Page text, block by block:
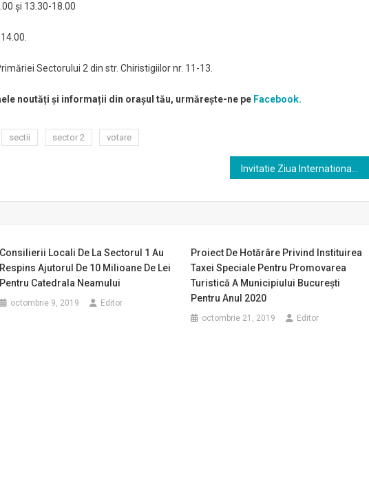
şi 13.30-18.00
Sectorului 2 din str. Chiristigiilor nr. 11-13.
noutăți și informații din orașul tău, urmărește-ne pe Facebook.
sectii sector 2 votare
Consilierii Locali De La Sectorul 1 Au
Respins Ajutorul De 10 Milioane De Lei
Pentru Catedrala Neamului
octombrie 9, 2019 Editor
Proiect De Hotărâre Privind Instituirea
Taxei Speciale Pentru Promovarea
Turistică A Municipiului București
Pentru Anul 2020
octombrie 21, 2019 Editor